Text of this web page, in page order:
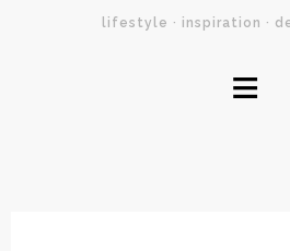
lifestyle · inspiration ·
≡